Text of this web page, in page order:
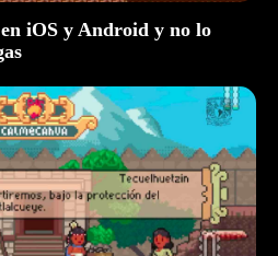
en iOS y Android y no lo